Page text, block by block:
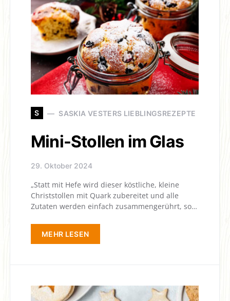
S SASKIA VESTERS LIEBLINGSREZEPTE
Mini-Stollen im Glas
29. Oktober 2024
„Statt mit Hefe wird dieser köstliche, kleine
Christstollen mit Quark zubereitet und alle
Zutaten werden einfach zusammengerührt, so…
MEHR LESEN